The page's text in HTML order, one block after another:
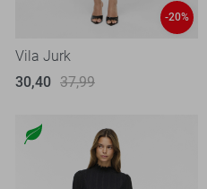
-20%
Vila Jurk
30,40 37,99